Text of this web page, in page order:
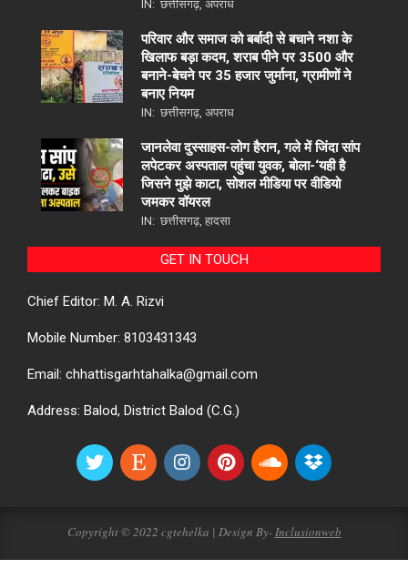
IN: छत्तीसगढ़ अपराध
परिवार और समाज को बर्बादी से बचाने नशा के
खिलाफ बड़ा कदम, शराब पीने पर 3500 और
बनाने-बेचने पर 35 हजार जुर्माना, ग्रामीणों ने
बनाए नियम
IN: छत्तीसगढ़ अपराध
जानलेवा दुस्साहस-लोग हैरान, गले में जिंदा सांप
लपेटकर अस्पताल पहुंचा युवक, बोला-‘यही है
जिसने मुझे काटा, सोशल मीडिया पर वीडियो
जमकर वॉयरल
IN: छत्तीसगढ़ हादसा
GET IN TOUCH
Chief Editor: M. A. Rizvi
Mobile Number: 8103431343
Email: chhattisgarhtahalka@gmail.com
Address: Balod, District Balod (C.G.)
Copyright © 2022 cgtehelka | Design By-Inclusionweb